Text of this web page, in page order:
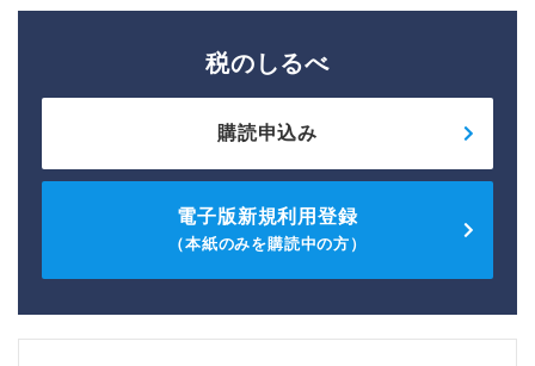
税のしるべ
購読申込み
電子版新規利用登録
（本紙のみを購読中の方）